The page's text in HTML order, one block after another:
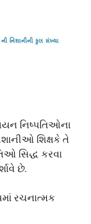
નિષ્પતિઓના
શિક્ષકે તે
સિદ્ધ કરવા
છે.
રચનાત્મક